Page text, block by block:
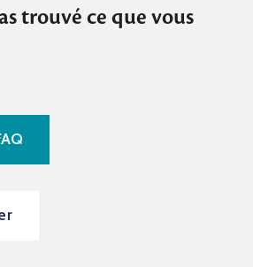
trouvé ce que vous